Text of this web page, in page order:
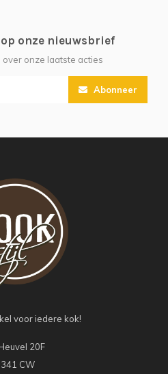
onze nieuwsbrief
over onze laatste acties
Abonneer
voor iedere kok!
20F
CW